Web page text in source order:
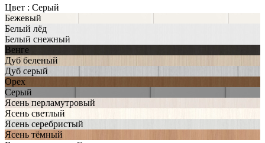
Цвет : Серый
Бежевый
Белый лёд
Белый снежный
Венге
Дуб беленый
Дуб серый
Орех
Серый
Ясень перламутровый
Ясень светлый
Ясень серебристый
Ясень тёмный